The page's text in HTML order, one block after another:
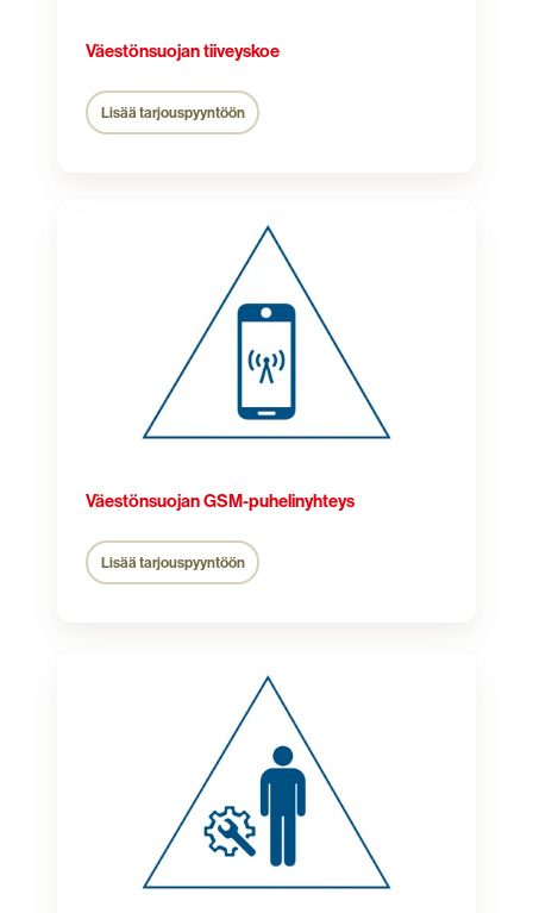
Väestönsuojan tiiveyskoe
Lisää tarjouspyyntöön
Väestönsuojan GSM-puhelinyhteys
Lisää tarjouspyyntöön